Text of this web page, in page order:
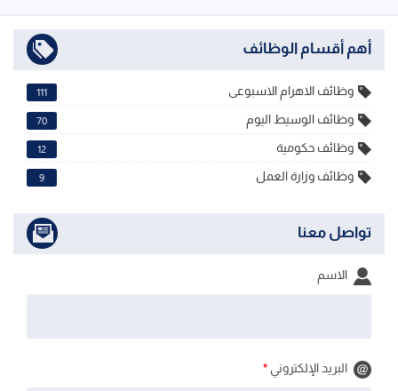
أهم أقسام الوظائف
وظائف الاهرام الاسبوعى 111
وظائف الوسيط اليوم 70
وظائف حكومية 12
وظائف وزارة العمل 9
تواصل معنا
الاسم
البريد الإلكتروني *